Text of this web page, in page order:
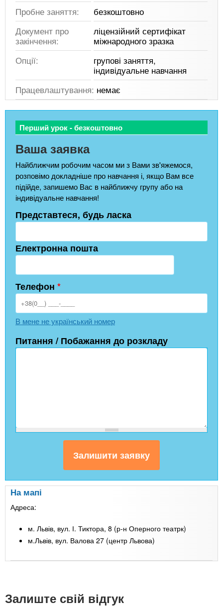
Пробне заняття:
безкоштовно
Документ про
закінчення:
ліцензійний сертифікат
міжнародного зразка
Опції:
групові заняття,
індивідуальне навчання
Працевлаштування: немає
Перший урок - безкоштовно
Ваша заявка
Найближчим робочим часом ми з Вами зв'яжемося,
розповімо докладніше про навчання і, якщо Вам все
підійде, запишемо Вас в найближчу групу або на
індивідуальне навчання!
Представтеся, будь ласка
Електронна пошта
Телефон *
В мене не український номер
Питання / Побажання до розкладу
На мапі
Адреса:
м. Львів, вул. І. Тиктора, 8 (р-н Оперного театрк)
м.Львів, вул. Валова 27 (центр Львова)
Залиште свій відгук